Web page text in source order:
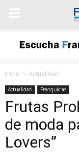
Inicio Actualidad
Actualidad Franquicias
Frutas
de moda
Lovers”